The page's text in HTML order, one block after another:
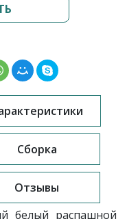
Сборка
Отзывы
белый распашной